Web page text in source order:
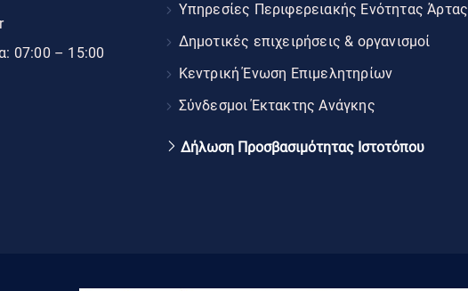
07:00 – 15:00
Υπηρεσίες Περιφερειακής Ενότητας Άρτας
Δημοτικές επιχειρήσεις & οργανισμοί
Κεντρική Ένωση Επιμελητηρίων
Σύνδεσμοι Έκτακτης Ανάγκης
Δήλωση Προσβασιμότητας Ιστοτόπου